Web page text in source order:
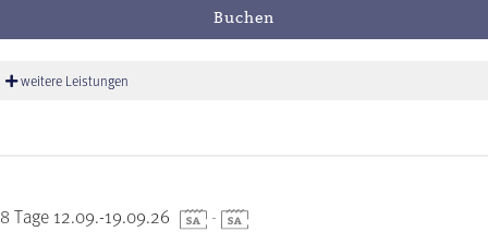
Buchen
weitere Leistungen
8 Tage 12.09.-19.09.26 -